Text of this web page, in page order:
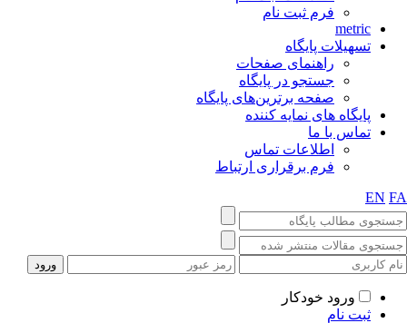
فرم ثبت نام
metric
تسهیلات پایگاه
راهنمای صفحات
جستجو در پایگاه
صفحه برترین‌های پایگاه
پایگاه های نمایه کننده
تماس با ما
اطلاعات تماس
فرم برقراری ارتباط
EN
ورود خودکار
ثبت نام